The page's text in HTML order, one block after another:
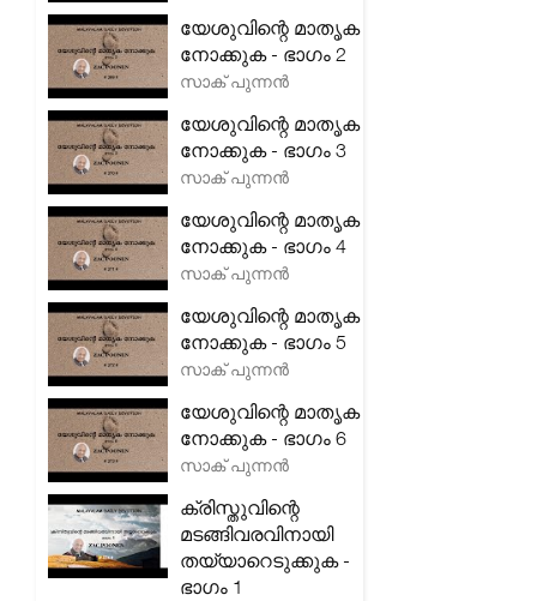
യേശുവിന്റെ മാതൃക
നോക്കുക - ഭാഗം 2
സാക് പുന്നൻ
യേശുവിന്റെ മാതൃക
നോക്കുക - ഭാഗം 3
സാക് പുന്നൻ
യേശുവിന്റെ മാതൃക
നോക്കുക - ഭാഗം 4
സാക് പുന്നൻ
യേശുവിന്റെ മാതൃക
നോക്കുക - ഭാഗം 5
സാക് പുന്നൻ
യേശുവിന്റെ മാതൃക
നോക്കുക - ഭാഗം 6
സാക് പുന്നൻ
ക്രിസ്തുവിന്റെ
മടങ്ങിവരവിനായി
തയ്യാറെടുക്കുക -
ഭാഗം 1